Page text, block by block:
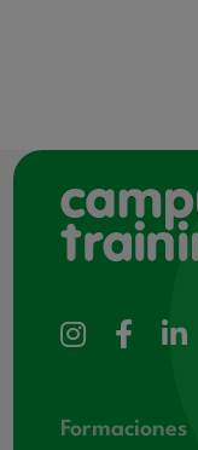
Formaciones